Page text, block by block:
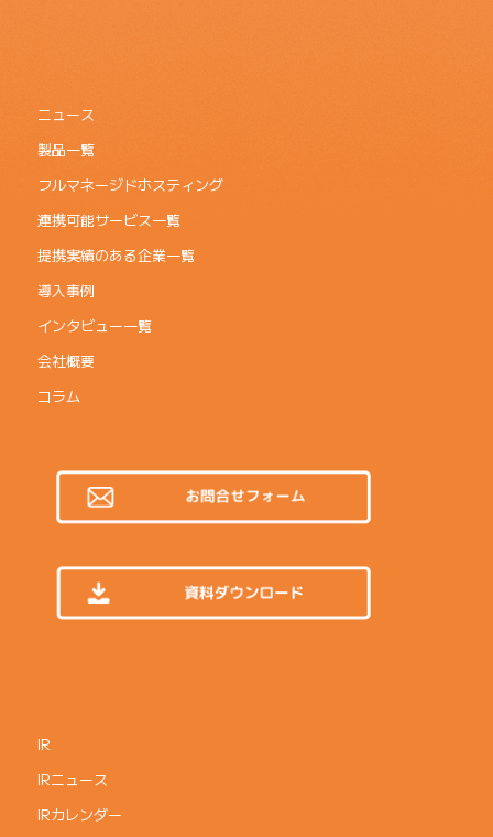
ニュース
製品一覧
フルマネージドホスティング
連携可能サービス一覧
提携実績のある企業一覧
導入事例
インタビュー一覧
会社概要
コラム
IR
IRニュース
IRカレンダー